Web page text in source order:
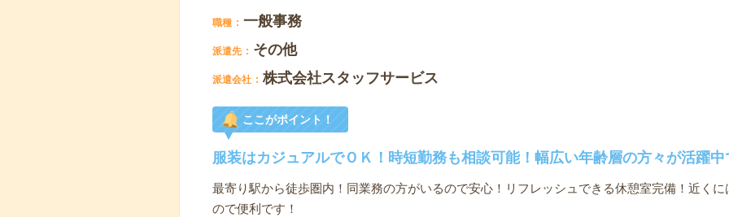
職種 一般事務
派遣先 その他
派遣会社 株式会社スタッフサービス
ここがポイント！
服装はカジュアルでＯＫ！時短勤務も相談可能！幅広い年齢層の方々が活躍中
最寄り駅から徒歩圏内！同業務の方がいるので安心！リフレッシュできる休憩室完備！近く
ので便利です！